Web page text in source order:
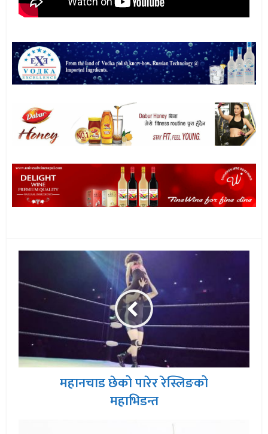
महानचाड छेको पारेर रेस्लिङको
महाभिडन्त